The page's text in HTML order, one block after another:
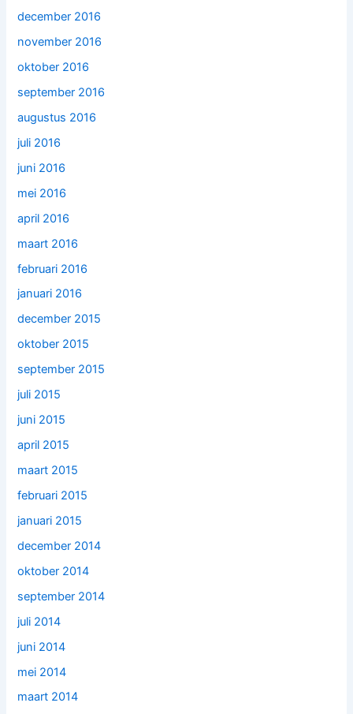
december 2016
november 2016
oktober 2016
september 2016
augustus 2016
juli 2016
juni 2016
mei 2016
april 2016
maart 2016
februari 2016
januari 2016
december 2015
oktober 2015
september 2015
juli 2015
juni 2015
april 2015
maart 2015
februari 2015
januari 2015
december 2014
oktober 2014
september 2014
juli 2014
juni 2014
mei 2014
maart 2014